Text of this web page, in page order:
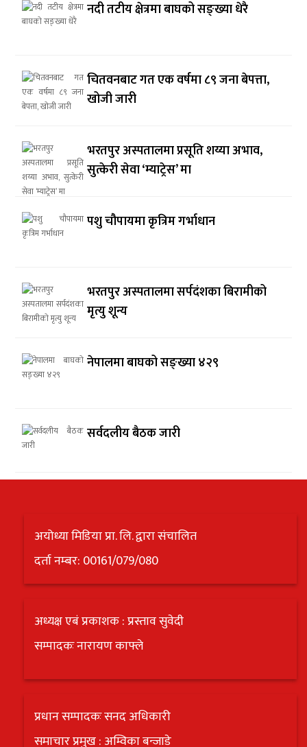
नदी तटीय क्षेत्रमा बाघको सङ्ख्या धेरै
चितवनबाट गत एक वर्षमा ८९ जना बेपत्ता,
खोजी जारी
भरतपुर अस्पतालमा प्रसूति शय्या अभाव,
सुत्केरी सेवा ‘म्याट्रेस’ मा
पशु चौपायमा कृत्रिम गर्भाधान
भरतपुर अस्पतालमा सर्पदंशका बिरामीको
मृत्यु शून्य
नेपालमा बाघको सङ्ख्या ४२९
सर्वदलीय बैठक जारी
अयोध्या मिडिया प्रा. लि. द्वारा संचालित
दर्ता नम्बर: 00161/079/080
अध्यक्ष एबं प्रकाशक : प्रस्ताव सुवेदी
सम्पादकः नारायण काफ्ले
प्रधान सम्पादकः सनद अधिकारी
समाचार प्रमुख : अम्विका बन्जाडे